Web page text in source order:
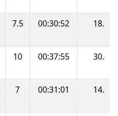
7.5 00:30:52 18.
10 00:37:55 30.
7 00:31:01 14.